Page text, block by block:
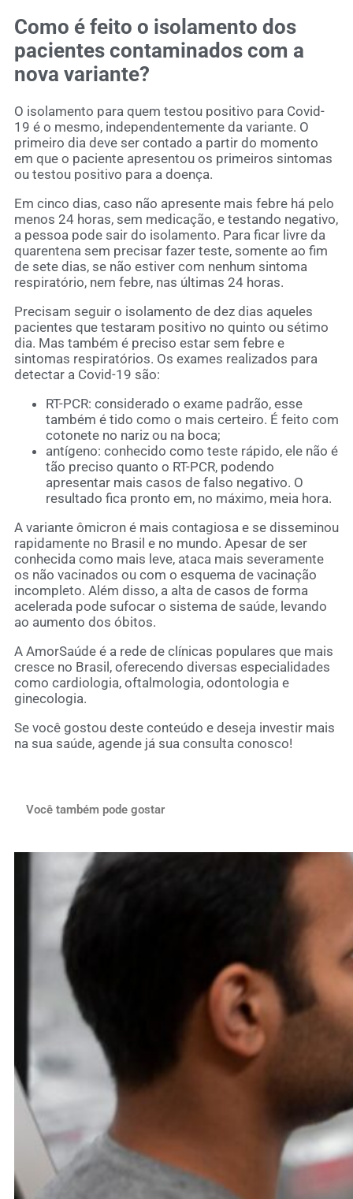
Como é feito o isolamento dos
pacientes contaminados com a
nova variante?
O isolamento para quem testou positivo para Covid-
19 é o mesmo, independentemente da variante. O
primeiro dia deve ser contado a partir do momento
em que o paciente apresentou os primeiros sintomas
ou testou positivo para a doença.
Em cinco dias, caso não apresente mais febre há pelo
menos 24 horas, sem medicação, e testando negativo,
a pessoa pode sair do isolamento. Para ficar livre da
quarentena sem precisar fazer teste, somente ao fim
de sete dias, se não estiver com nenhum sintoma
respiratório, nem febre, nas últimas 24 horas.
Precisam seguir o isolamento de dez dias aqueles
pacientes que testaram positivo no quinto ou sétimo
dia. Mas também é preciso estar sem febre e
sintomas respiratórios. Os exames realizados para
detectar a Covid-19 são:
RT-PCR: considerado o exame padrão, esse
também é tido como o mais certeiro. É feito com
cotonete no nariz ou na boca;
antígeno: conhecido como teste rápido, ele não é
tão preciso quanto o RT-PCR, podendo
apresentar mais casos de falso negativo. O
resultado fica pronto em, no máximo, meia hora.
A variante ômicron é mais contagiosa e se disseminou
rapidamente no Brasil e no mundo. Apesar de ser
conhecida como mais leve, ataca mais severamente
os não vacinados ou com o esquema de vacinação
incompleto. Além disso, a alta de casos de forma
acelerada pode sufocar o sistema de saúde, levando
ao aumento dos óbitos.
A AmorSaúde é a rede de clínicas populares que mais
cresce no Brasil, oferecendo diversas especialidades
como cardiologia, oftalmologia, odontologia e
ginecologia.
Se você gostou deste conteúdo e deseja investir mais
na sua saúde, agende já sua consulta conosco!
Você também pode gostar